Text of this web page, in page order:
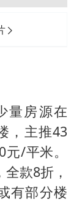
量房源在
，主推43
/平米。
款8折，
有部分楼